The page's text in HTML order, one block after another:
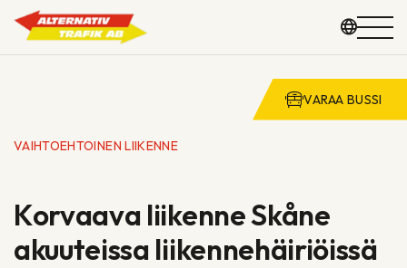
KALUSTO
VAIHTOEHTOINEN LIIKENNE
Korvaava liikenne Skåne
akuuteissa liikennehäiriöissä
VARAA BUSSI